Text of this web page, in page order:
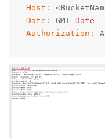
Host:
Date:
GMT Date
Authorization: